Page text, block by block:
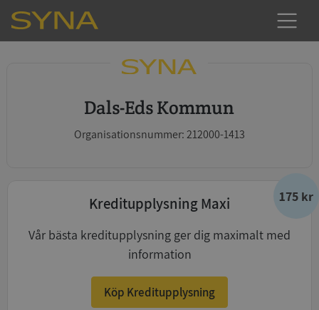
Dals-Eds Kommun
Organisationsnummer: 212000-1413
175 kr
Kreditupplysning Maxi
Vår bästa kreditupplysning ger dig maximalt med
information
Köp Kreditupplysning